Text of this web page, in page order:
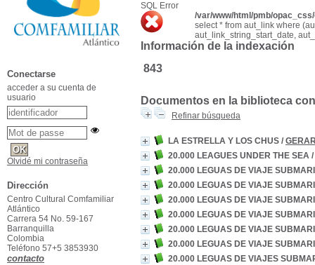
SQL Error
/var/www/html/pmb/
select * from aut_link where
aut_link_string_start_date,
Información de la indexación
843
Documentos en la biblioteca
Refinar búsqueda
LA ESTRELLA Y LOS CHUS /
20.000 LEAGUES UNDER THE SEA /
20.000 LEGUAS DE VIAJE
20.000 LEGUAS DE VIAJE
20.000 LEGUAS DE VIAJE
20.000 LEGUAS DE VIAJE
20.000 LEGUAS DE VIAJE
20.000 LEGUAS DE VIAJE
20.000 LEGUAS DE VIAJES
Conectarse
acceder a su cuenta de
usuario
Olvidé mi contraseña
Dirección
Centro Cultural Comfamiliar
Atlántico
Carrera 54 No. 59-167
Barranquilla
Colombia
Teléfono 57+5 3853930
contacto